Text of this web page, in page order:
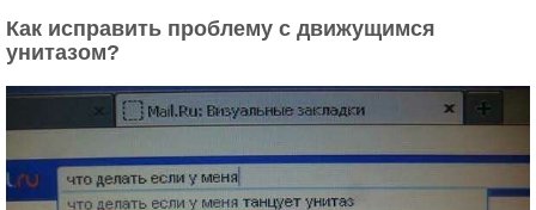
Как исправить проблему с движущимся
унитазом?